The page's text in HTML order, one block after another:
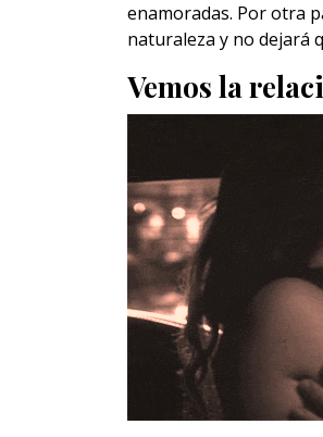
enamoradas. Por otra
naturaleza y no dejará
Vemos la